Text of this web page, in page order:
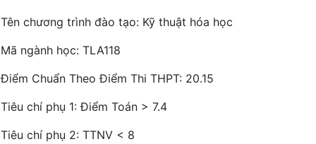
Tên chương trình đào tạo: Kỹ thuật hóa học
Mã ngành học: TLA118
Điểm Chuẩn Theo Điểm Thi THPT: 20.15
Tiêu chí phụ 1: Điểm Toán > 7.4
Tiêu chí phụ 2: TTNV < 8